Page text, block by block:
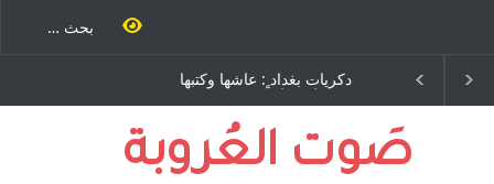
الاستيطان ومسلسل الخداع
المستمر - قلم : راسم عبيدات
بغداد ٍ: عاشها وكتبها
المتحدة الامريكية
صَوت العُروبة